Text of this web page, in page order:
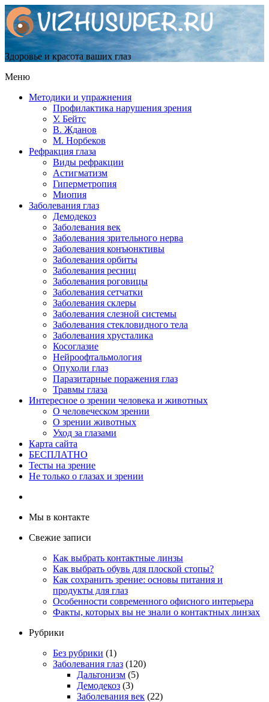
Здоровье и красота ваших глаз
Меню
Методики и упражнения
Профилактика нарушения зрения
У. Бейтс
В. Жданов
М. Норбеков
Рефракция глаза
Виды рефракции
Астигматизм
Гиперметропия
Миопия
Заболевания глаз
Демодекоз
Заболевания век
Заболевания зрительного нерва
Заболевания конъюнктивы
Заболевания орбиты
Заболевания ресниц
Заболевания роговицы
Заболевания сетчатки
Заболевания склеры
Заболевания слезной системы
Заболевания стекловидного тела
Заболевания хрусталика
Косоглазие
Нейроофтальмология
Опухоли глаз
Паразитарные поражения глаз
Травмы глаза
Интересное о зрении человека и животных
О человеческом зрении
О зрении животных
Уход за глазами
Карта сайта
БЕСПЛАТНО
Тесты на зрение
Не только о глазах и зрении
Мы в контакте
Свежие записи
Как выбрать контактные линзы
Как выбрать обувь для плоской стопы?
Как сохранить зрение: основы питания и
продукты для глаз
Особенности современного офисного интерьера
Факты, которых вы не знали о контактных линзах
Рубрики
Без рубрики (1)
Заболевания глаз (120)
Дальтонизм (5)
Демодекоз (3)
Заболевания век (22)